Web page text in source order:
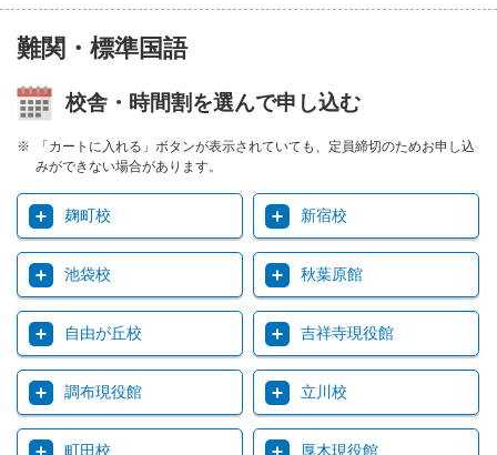
難関・標準国語
校舎・時間割を選んで申し込む
「カートに入れる」ボタンが表示されていても、定員締切のためお申し込
みができない場合があります。
麹町校 新宿校
池袋校 秋葉原館
自由が丘校 吉祥寺現役館
調布現役館 立川校
町田校 厚木現役館